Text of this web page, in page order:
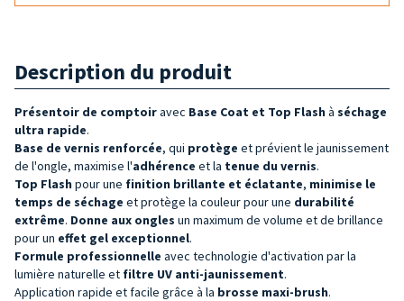
Description du produit
Présentoir de comptoiravec Base Coat et Top Flash à séchage
ultra rapide.
Base de vernis renforcée, qui protège et prévient le jaunissement
de l'ongle, maximise l'adhérence et la tenue du vernis.
Top Flash pour une finition brillante et éclatante, minimise le
temps de séchage et protège la couleur pour une durabilité
extrême. Donne aux ongles un maximum de volume et de brillance
pour un effet gel exceptionnel.
Formule professionnelle avec technologie d'activation par la
lumière naturelle et filtre UV anti-jaunissement.
Application rapide et facile grâce à la brosse maxi-brush.